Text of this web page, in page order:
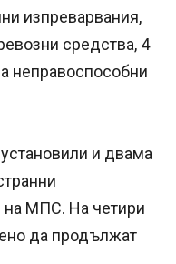
изпреварвания,
средства, 4
неправоспособни
и двама
на МПС. На четири
да продължат